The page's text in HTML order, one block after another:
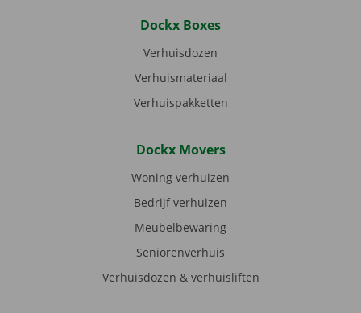
Dockx Boxes
Verhuisdozen
Verhuismateriaal
Verhuispakketten
Dockx Movers
Woning verhuizen
Bedrijf verhuizen
Meubelbewaring
Seniorenverhuis
Verhuisdozen & verhuisliften